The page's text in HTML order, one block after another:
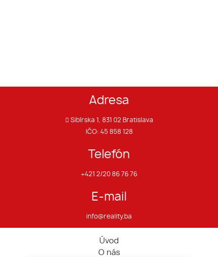
Adresa
Sibírska 1, 831 02 Bratislava
IČO: 45 858 128
Telefón
+421 2/20 86 76 76
E-mail
info@reality.ba
Úvod
O nás